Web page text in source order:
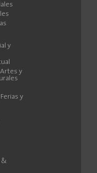
y
y
y
&